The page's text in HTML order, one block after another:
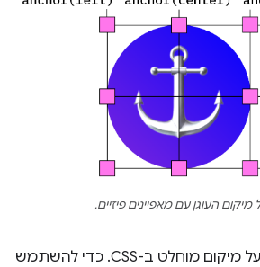
העוגן עם מאפיינים פיזיים.
מיקום העוגן מבוסס על מיקום מוחלט ב-CSS. כדי להשתמש